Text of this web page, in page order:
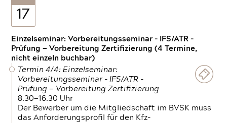
17
Einzelseminar: Vorbereitungsseminar - IFS/ATR -
Prüfung — Vorbereitung Zertifizierung (4 Termine,
nicht einzeln buchbar)
Termin 4/4: Einzelseminar:
Vorbereitungsseminar - IFS/ATR -
Prüfung — Vorbereitung Zertifizierung
8.30—16.30 Uhr
Der Bewerber um die Mitgliedschaft im BVSK muss
das Anforderungsprofil für den Kfz-